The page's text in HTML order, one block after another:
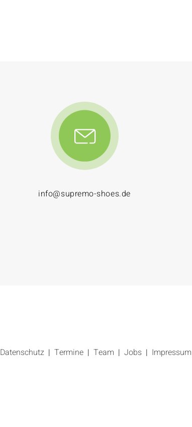
info@supremo-shoes.de
Datenschutz Termine Team Jobs Impressum